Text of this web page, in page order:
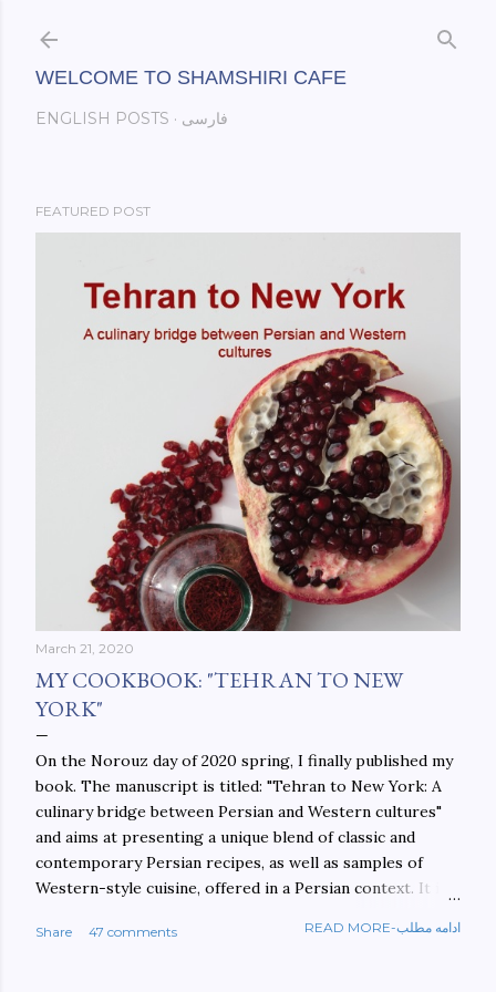
WELCOME TO SHAMSHIRI CAFE
ENGLISH POSTS فارسی
FEATURED POST
March 21, 2020
MY COOKBOOK: "TEHRAN TO NEW
YORK"
On the Norouz day of 2020 spring, I finally published my
book. The manuscript is titled: "Tehran to New York: A
culinary bridge between Persian and Western cultures"
and aims at presenting a unique blend of classic and
contemporary Persian recipes, as well as samples of
Western-style cuisine, offered in a Persian context. It is
walls. This book aims at constructing a bridge between
Share 47 comments READ MORE-ادامه مطلب